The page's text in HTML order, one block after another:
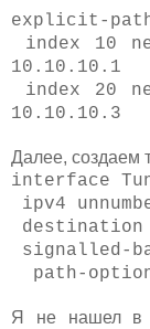
explicit-path
index 10
10.10.10.1
index 20
10.10.10.3
Далее, создаем
interface
ipv4
destination
signalled-
path-
Я не нашел в